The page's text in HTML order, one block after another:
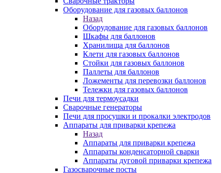
Оборудование для газовых баллонов
Назад
Оборудование для газовых баллонов
Шкафы для баллонов
Хранилища для баллонов
Клети для газовых баллонов
Стойки для газовых баллонов
Паллеты для баллонов
Ложементы для перевозки баллонов
Тележки для газовых баллонов
Печи для термоусадки
Сварочные генераторы
Печи для просушки и прокалки электродов
Аппараты для приварки крепежа
Назад
Аппараты для приварки крепежа
Аппараты конденсаторной сварки
Аппараты дуговой приварки крепежа
Газосварочные посты